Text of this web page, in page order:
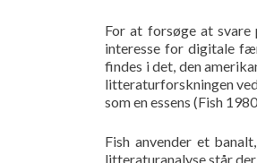
For at forsøge at
interesse for digitale
findes i det, den
litteraturforskningen
som en essens (Fish
Fish anvender et
litteraturanalyse står